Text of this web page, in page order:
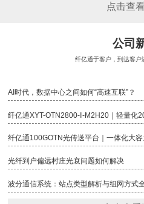
点击查
公司
纤亿通于客户，到达客户
AI时代，数据中心之间如何“高速互联”？
纤亿通XYT-OTN2800-Ⅰ-M2H20｜轻量化
光纤到户偏远村庄光衰问题如何解决
波分通信系统：站点类型解析与组网方式